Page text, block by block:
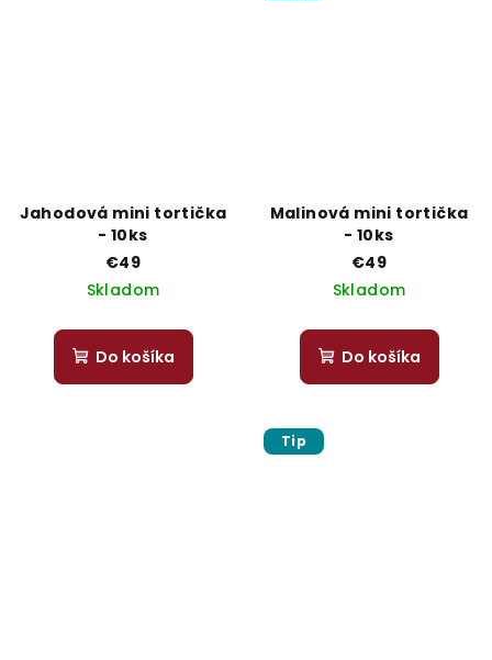
Jahodová mini tortička
- 10ks
€49
Skladom
Do košíka
Malinová mini tortička
- 10ks
€49
Skladom
Do košíka
Tip